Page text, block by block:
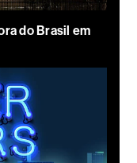
do Brasil em